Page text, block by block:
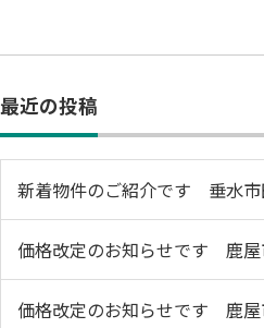
最近の投稿
新着物件のご紹介です 垂水市
価格改定のお知らせです 鹿
価格改定のお知らせです 鹿